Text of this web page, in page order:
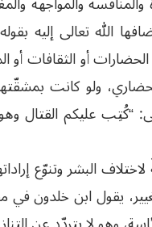
الله تعالى إليه
الحضارات أو الثقافات
ولو كانت
“كُتِب عليكم القتال
البشر وتنوّع
يقول ابن خلدون